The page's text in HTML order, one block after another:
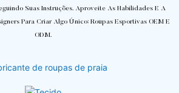
Suas Instruções. Aproveite As Habilidades E A
Para Criar Algo Único: Roupas Esportivas OEM E
ODM.